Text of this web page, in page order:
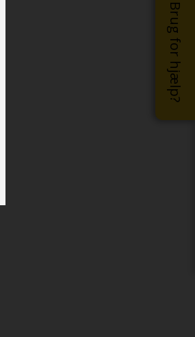
Brug for hjælp?